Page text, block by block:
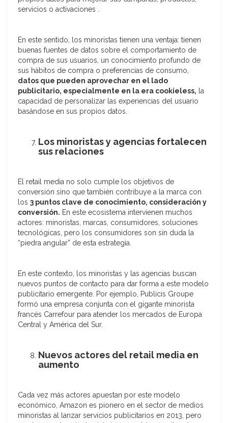
servicios o activaciones .
En este sentido, los minoristas tienen una ventaja: tienen
buenas fuentes de datos sobre el comportamiento de
compra de sus usuarios, un conocimiento profundo de
sus hábitos de compra o preferencias de consumo,
datos que pueden aprovechar en el lado
publicitario, especialmente en la era cookieless, la
capacidad de personalizar las experiencias del usuario
basándose en sus propios datos.
Los minoristas y agencias fortalecen
sus relaciones
El retail media no solo cumple los objetivos de
conversión sino que también contribuye a la marca con
los 3 puntos clave de conocimiento, consideración y
conversión. En este ecosistema intervienen muchos
actores: minoristas, marcas, consumidores, soluciones
tecnológicas, pero los consumidores son sin duda la
“piedra angular” de esta estrategia.
En este contexto, los minoristas y las agencias buscan
nuevos puntos de contacto para dar forma a este modelo
publicitario emergente. Por ejemplo, Publicis Groupe
formó una empresa conjunta con el gigante minorista
francés Carrefour para atender los mercados de Europa
Central y América del Sur.
Nuevos actores del retail media en
aumento
Cada vez más actores apuestan por este modelo
económico, Amazon es pionero en el sector de medios
minoristas al lanzar servicios publicitarios en 2013, pero